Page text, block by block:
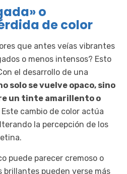
o
de color
que antes veías vibrantes
o menos intensos? Esto
el desarrollo de una
solo se vuelve opaco, sino
un tinte amarillento o
Este cambio de color actúa
la percepción de los
puede parecer cremoso o
brillantes pueden verse más